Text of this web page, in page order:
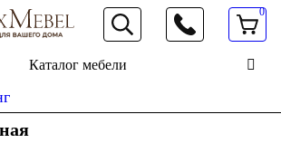
066 472 19 61
0
Каталог мебели